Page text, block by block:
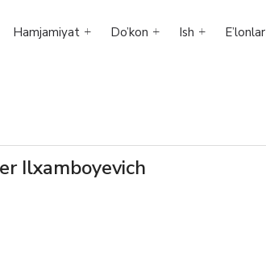
Hamjamiyat Do’kon Ish E’lonlar
Ilxamboyevich